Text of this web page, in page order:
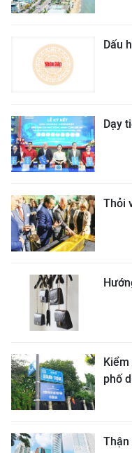
Dấu
Dạy
Thỏi
phố
Thận